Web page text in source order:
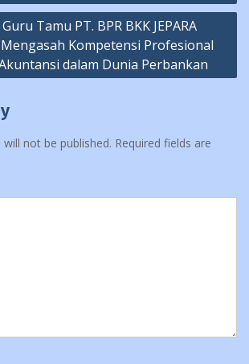
Tamu PT. BPR BKK JEPARA
Kompetensi Profesional
dalam Dunia Perbankan
not be published. Required fields are